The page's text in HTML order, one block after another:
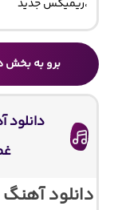
،ریمیکس جدید
برو به بخش
دانلود
دانلود آهنگ